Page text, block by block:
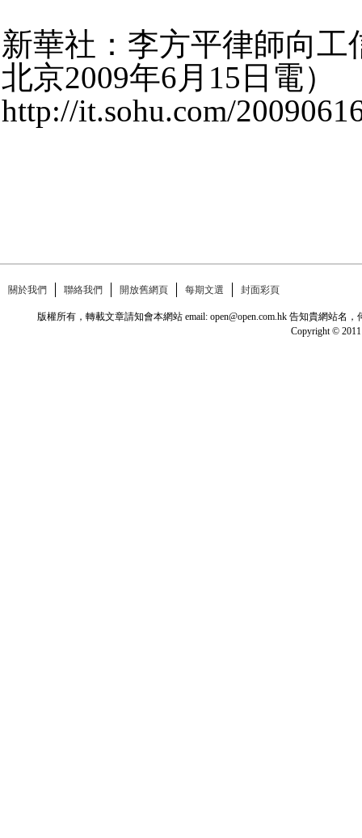
新華社：李方平律師向
北京2009年6月15日電）
http://it.sohu.com/
關於我們 聯絡我們 開放舊網頁 每期文選 封面彩頁
版權所有，轉載文章請知會本網站 email: open@open.com.hk 告知貴網站
Copyright © 2011